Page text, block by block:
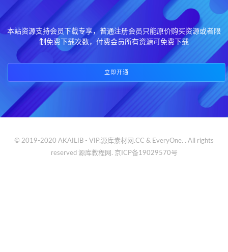
本站资源支持会员下载专享，普通注册会员只能原价购买资源或者限
制免费下载次数，付费会员所有资源可免费下载
立即开通
© 2019-2020 AKAILIB - VIP.源库素材网.CC & EveryOne. . All rights
reserved 源库教程网. 京ICP备19029570号